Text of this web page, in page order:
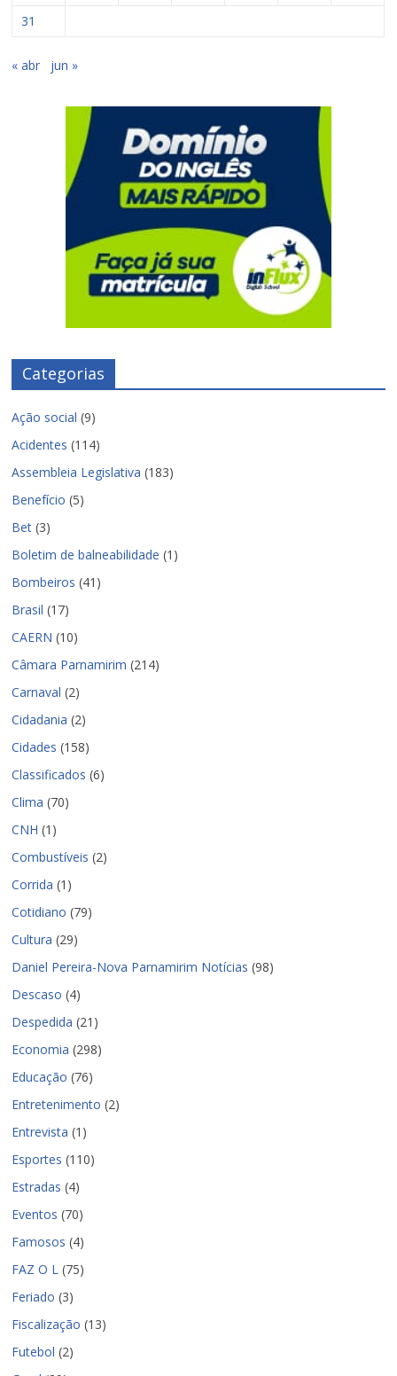
31
« abr jun »
Categorias
Ação social (9)
Acidentes (114)
Assembleia Legislativa (183)
Benefício (5)
Bet (3)
Boletim de balneabilidade (1)
Bombeiros (41)
Brasil (17)
CAERN (10)
Câmara Parnamirim (214)
Carnaval (2)
Cidadania (2)
Cidades (158)
Classificados (6)
Clima (70)
CNH (1)
Combustíveis (2)
Corrida (1)
Cotidiano (79)
Cultura (29)
Daniel Pereira-Nova Parnamirim Notícias (98)
Descaso (4)
Despedida (21)
Economia (298)
Educação (76)
Entretenimento (2)
Entrevista (1)
Esportes (110)
Estradas (4)
Eventos (70)
Famosos (4)
FAZ O L (75)
Feriado (3)
Fiscalização (13)
Futebol (2)